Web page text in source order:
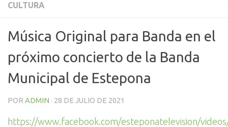
CULTURA
Música Original para Banda en el
próximo concierto de la Banda
Municipal de Estepona
POR ADMIN · 28 DE JULIO DE 2021
https://www.facebook.com/esteponatelevision/